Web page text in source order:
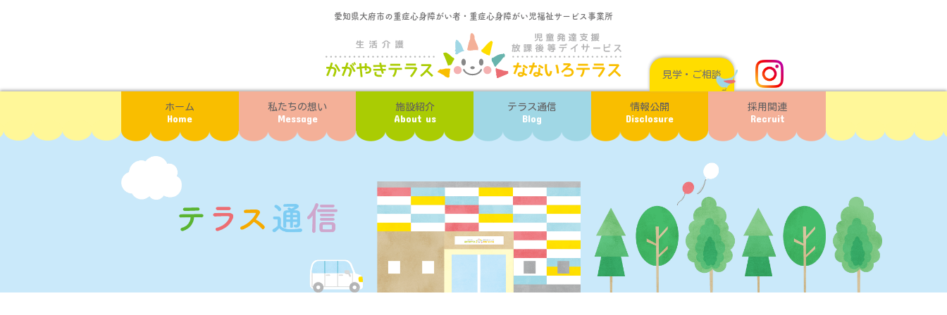
愛知県大府市の重症心身障がい者・重症心身障がい児福祉サービス事業所
ホーム
Home
私たちの想い
Message
施設紹介
About us
テラス通信
Blog
情報公開
Disclosure
採用関連
Recruit
見学・ご相談